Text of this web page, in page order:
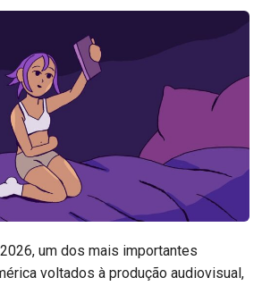
um dos mais importantes
voltados à produção audiovisual,